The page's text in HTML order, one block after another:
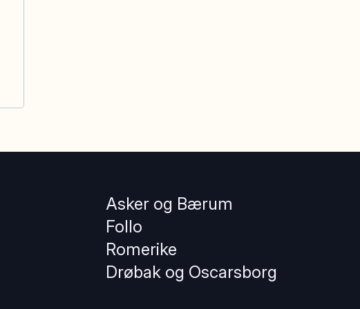
Asker og Bærum
Follo
Romerike
Drøbak og Oscarsborg